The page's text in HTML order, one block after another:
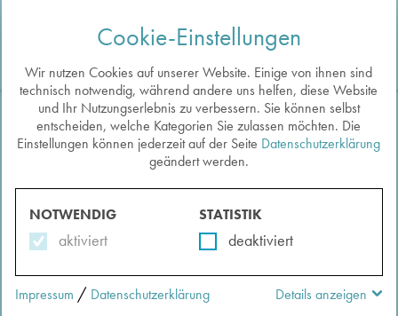
Zurück zu den Exponaten
DIORAMA
Verfasst von:Ludwig, Vera
Cookie-Einstellungen
Wir nutzen Cookies auf unserer Website. Einige von ihnen sind
technisch notwendig, während andere uns helfen, diese Website
und Ihr Nutzungserlebnis zu verbessern. Sie können selbst
entscheiden, welche Kategorien Sie zulassen möchten. Die
Einstellungen können jederzeit auf der Seite Datenschutzerklärung
geändert werden.
NOTWENDIG
aktiviert
STATISTIK
deaktiviert
Impressum / Datenschutzerklärung Details anzeigen